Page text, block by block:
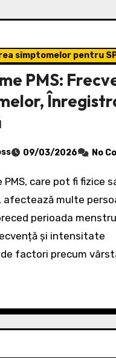
simptomelor pentru
PMS:
09/03/2026 No
afectează multe
perioada
și intensitate
factori precum